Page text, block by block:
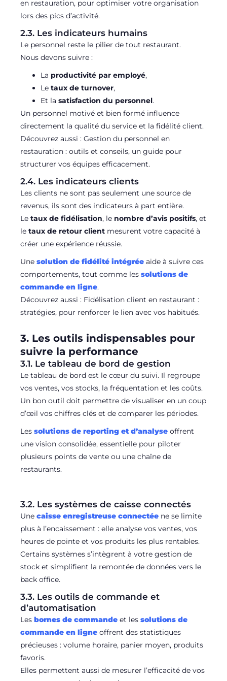
en restauration, pour optimiser votre organisation
lors des pics d’activité.
2.3. Les indicateurs humains
Le personnel reste le pilier de tout restaurant.
Nous devons suivre :
La productivité par employé,
Letaux de turnover,
Et lasatisfaction du personnel.
Un personnel motivé et bien formé influence
directement la qualité du service et la fidélité client.
Découvrez aussi : Gestion du personnel en
restauration : outils et conseils, un guide pour
structurer vos équipes efficacement.
2.4. Les indicateurs clients
Les clients ne sont pas seulement une source de
revenus, ils sont des indicateurs à part entière.
Letaux de fidélisation, le nombre d’avis positifs, et
letaux de retour client mesurent votre capacité à
créer une expérience réussie.
Une solution de fidélité intégrée aide à suivre ces
comportements, tout comme les solutions de
commande en ligne.
Découvrez aussi : Fidélisation client en restaurant :
stratégies, pour renforcer le lien avec vos habitués.
3. Les outils indispensables pour
suivre la performance
3.1. Le tableau de bord de gestion
Le tableau de bord est le cœur du suivi. Il regroupe
vos ventes, vos stocks, la fréquentation et les coûts.
Un bon outil doit permettre de visualiser en un coup
d’œil vos chiffres clés et de comparer les périodes.
Les solutions de reporting et d’analyse offrent
une vision consolidée, essentielle pour piloter
plusieurs points de vente ou une chaîne de
restaurants.
3.2. Les systèmes de caisse connectés
Une caisse enregistreuse connectée ne se limite
plus à l’encaissement : elle analyse vos ventes, vos
heures de pointe et vos produits les plus rentables.
Certains systèmes s’intègrent à votre gestion de
stock et simplifient la remontée de données vers le
back office.
3.3. Les outils de commande et
d’automatisation
Les bornes de commande et les solutions de
commande en ligne offrent des statistiques
précieuses : volume horaire, panier moyen, produits
favoris.
Elles permettent aussi de mesurer l’efficacité de vos